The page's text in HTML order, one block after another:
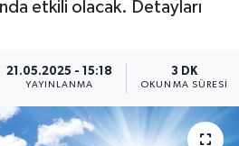
etkili olacak. Detayları
21.05.2025 - 15:18
YAYINLANMA
3 DK
OKUNMA SÜRESI